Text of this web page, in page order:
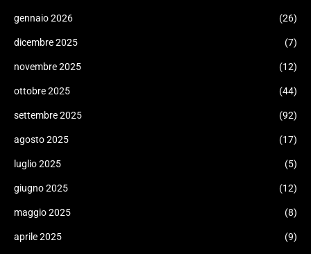
gennaio 2026 (26)
dicembre 2025 (7)
novembre 2025 (12)
ottobre 2025 (44)
settembre 2025 (92)
agosto 2025 (17)
luglio 2025 (5)
giugno 2025 (12)
maggio 2025 (8)
aprile 2025 (9)